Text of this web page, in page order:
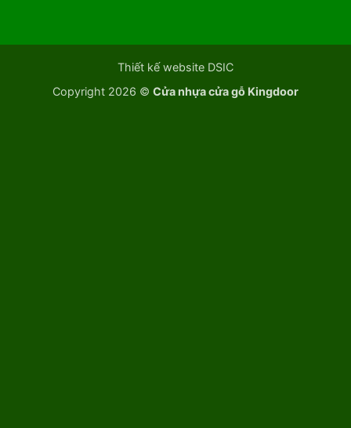
Thiết kế website DSIC
Copyright 2026 © Cửa nhựa cửa gỗ Kingdoor